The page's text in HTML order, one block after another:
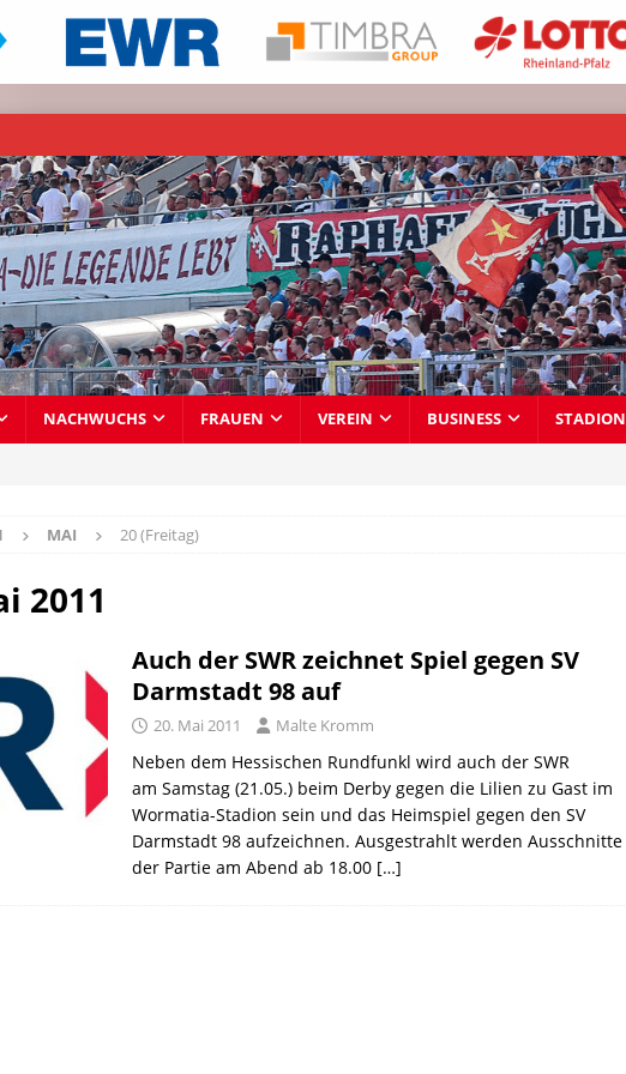
NACHWUCHS FRAUEN VEREIN BUSINESS STADION
MAI 20 (Freitag)
2011
Auch der SWR zeichnet Spiel gegen SV
Darmstadt 98 auf
20. Mai 2011 Malte Kromm
Neben dem Hessischen Rundfunkl wird auch der SWR
am Samstag (21.05.) beim Derby gegen die Lilien zu Gast im
Wormatia-Stadion sein und das Heimspiel gegen den SV
Darmstadt 98 aufzeichnen. Ausgestrahlt werden Ausschnitte
der Partie am Abend ab 18.00 […]